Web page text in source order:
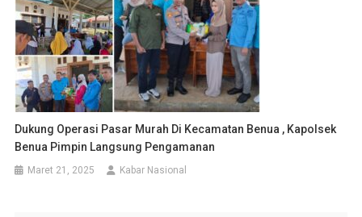
Dukung Operasi Pasar Murah Di Kecamatan Benua , Kapolsek
Benua Pimpin Langsung Pengamanan
Maret 21, 2025 Kabar Nasional